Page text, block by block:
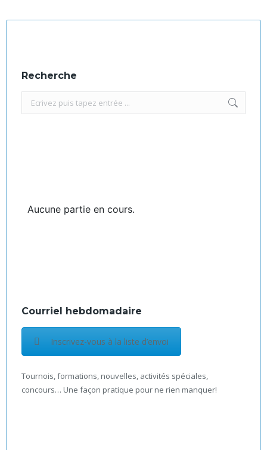
Recherche
Recherche
:
Aucune partie en cours.
Courriel hebdomadaire
Inscrivez-vous à la liste d’envoi
Tournois, formations, nouvelles, activités spéciales,
concours… Une façon pratique pour ne rien manquer!